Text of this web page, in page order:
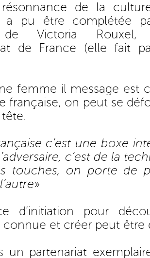
de la
a pu être complétée
de Victoria Rouxel,
de France (elle fait
femme il message est
française, on peut se
c’est une boxe
c’est de la
touches, on porte de
»
d’initiation pour
et créer peut être
un partenariat